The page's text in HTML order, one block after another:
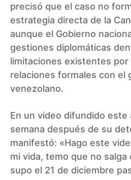
precisó que el caso no
estrategia directa de la
aunque el Gobierno
gestiones diplomáticas
limitaciones existentes por
relaciones formales con el
venezolano.
En un video difundido este
semana después de su
manifestó: «Hago este
mi vida, temo que no salga
supo el 21 de diciembre